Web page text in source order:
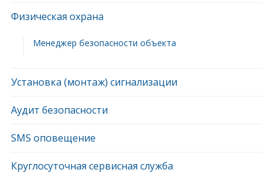
Физическая охрана
Менеджер безопасности объекта
Установка (монтаж) сигнализации
Аудит безопасности
SMS оповещение
Круглосуточная сервисная служба